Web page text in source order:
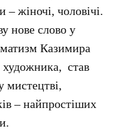
– жіночі, чоловічі.
нове слово у
Казимира
художника, став
мистецтві,
– найпростіших